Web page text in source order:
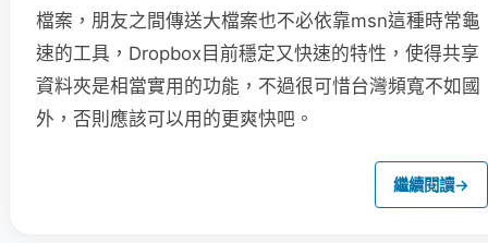
檔案，朋友之間傳送大檔案也不必依靠msn這種時常龜
速的工具，Dropbox目前穩定又快速的特性，使得共享
資料夾是相當實用的功能，不過很可惜台灣頻寬不如國
外，否則應該可以用的更爽快吧。
繼續閱讀→